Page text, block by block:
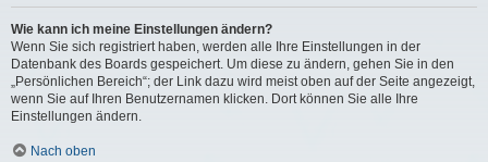
Wie kann ich meine Einstellungen ändern?
Wenn Sie sich registriert haben, werden alle Ihre Einstellungen in der
Datenbank des Boards gespeichert. Um diese zu ändern, gehen Sie in den
„Persönlichen Bereich“; der Link dazu wird meist oben auf der Seite angezeigt,
wenn Sie auf Ihren Benutzernamen klicken. Dort können Sie alle Ihre
Einstellungen ändern.
Nach oben